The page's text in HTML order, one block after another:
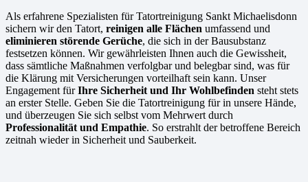
Als erfahrene Spezialisten für Tatortreinigung Sankt Michaelisdonn
sichern wir den Tatort, reinigen alle Flächen umfassend und
eliminieren störende Gerüche, die sich in der Bausubstanz
festsetzen können. Wir gewährleisten Ihnen auch die Gewissheit,
dass sämtliche Maßnahmen verfolgbar und belegbar sind, was für
die Klärung mit Versicherungen vorteilhaft sein kann. Unser
Engagement fürIhre Sicherheit und Ihr Wohlbefinden steht stets
an erster Stelle. Geben Sie die Tatortreinigung für in unsere Hände,
und überzeugen Sie sich selbst vom Mehrwert durch
Professionalität und Empathie. So erstrahlt der betroffene Bereich
zeitnah wieder in Sicherheit und Sauberkeit.